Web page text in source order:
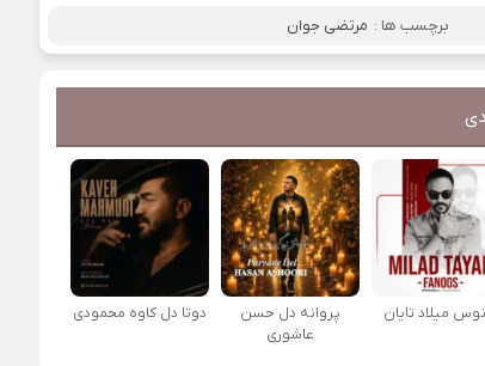
برچسب ها : مرتضی جوان
میلاد تایان
پروانه دل حسن
عاشوری
دوتا دل کاوه محمودی